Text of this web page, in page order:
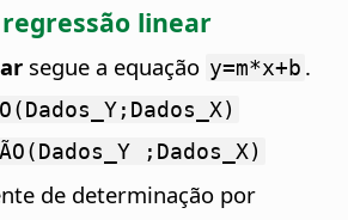
linear
segue a equação y=m*x+b .
;Dados_X)
de determinação por